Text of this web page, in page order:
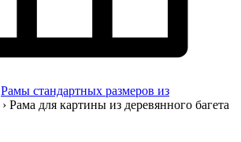
Рамы стандартных размеров из
› Рама для картины из деревянного багета